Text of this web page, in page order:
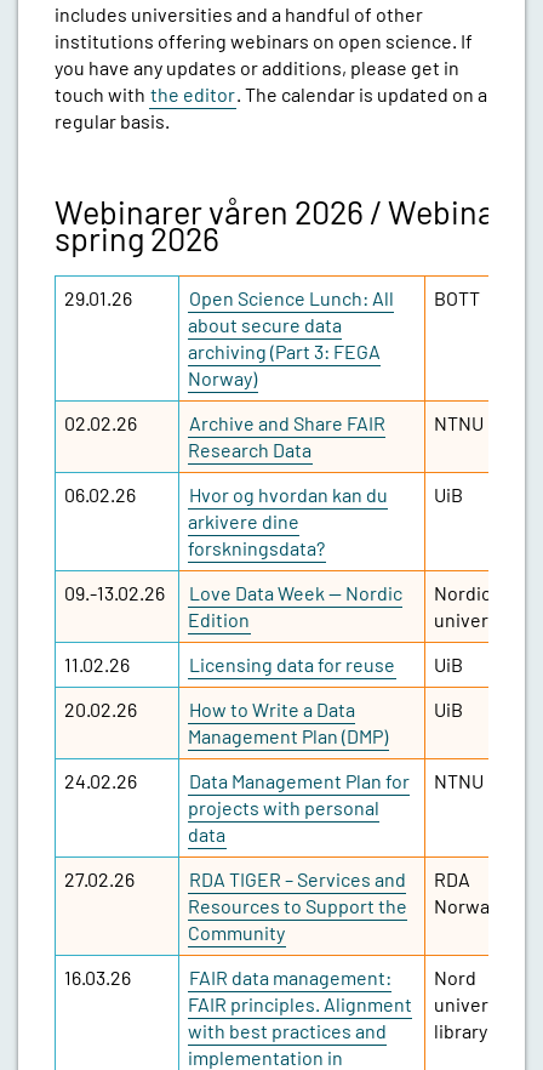
includes universities and a handful of other
institutions offering webinars on open science. If
you have any updates or additions, please get in
touch with the editor. The calendar is updated on a
regular basis.
Webinarer våren 2026 / Webinars
spring 2026
29.01.26
Open Science Lunch: All
about secure data
archiving (Part 3: FEGA
Norway)
BOTT
02.02.26
Archive and Share FAIR
Research Data
NTNU
06.02.26
Hvor og hvordan kan du
arkivere dine
forskningsdata?
UiB
09.-13.02.26
Love Data Week -- Nordic
Edition
Nordic
universities
11.02.26
Licensing data for reuse
UiB
20.02.26
How to Write a Data
Management Plan (DMP)
UiB
24.02.26
Data Management Plan for
projects with personal
data
NTNU
27.02.26
RDA TIGER – Services and
Resources to Support the
Community
RDA
Norway
16.03.26
FAIR data management:
FAIR principles. Alignment
with best practices and
implementation in
Nord
university
library